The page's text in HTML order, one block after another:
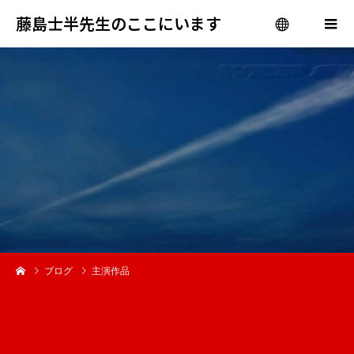
藤島士半先生のここにいます
menu
ブログ 主演作品